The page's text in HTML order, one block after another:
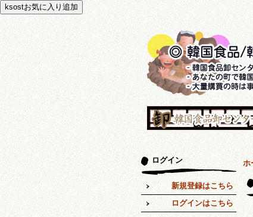
ログイン
新規登録はこちら
ログインはこちら
ホ